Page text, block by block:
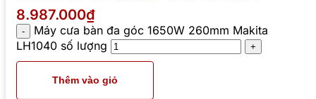
8.987.000₫
Máy cưa bàn đa góc 1650W 260mm Makita
LH1040 số lượng
Thêm vào giỏ